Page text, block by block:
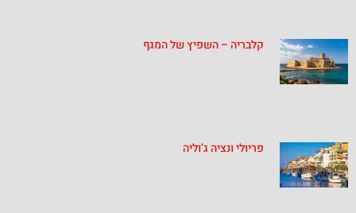
קלבריה – השפיץ של המגף
פריולי ונציה ג’וליה